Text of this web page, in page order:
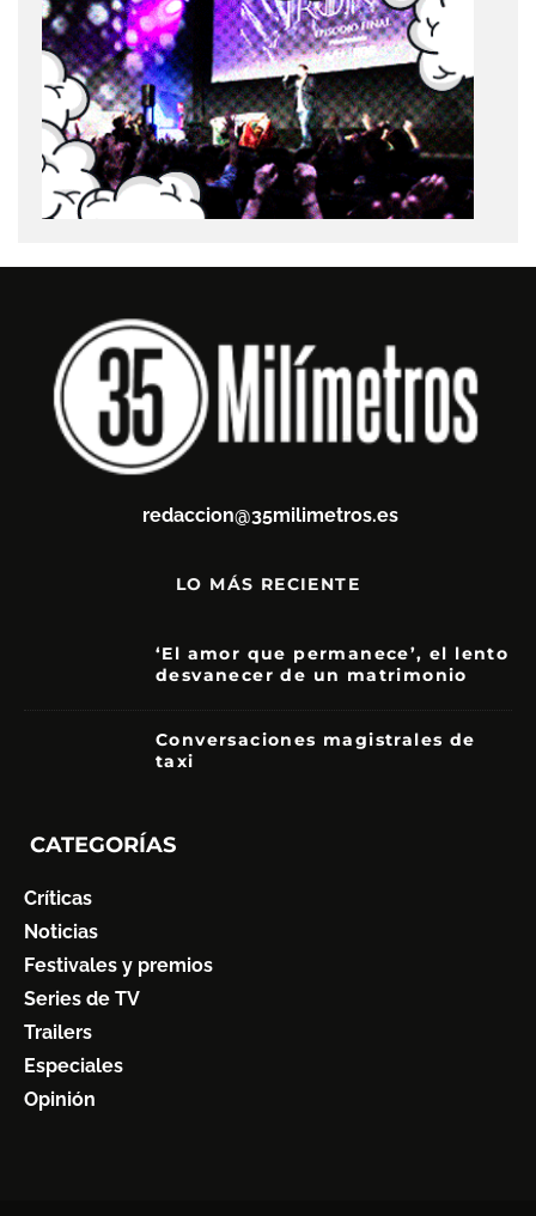
redaccion@35milimetros.es
LO MÁS RECIENTE
‘El amor que permanece’, el lento
desvanecer de un matrimonio
Conversaciones magistrales de
taxi
CATEGORÍAS
Críticas
Noticias
Festivales y premios
Series de TV
Trailers
Especiales
Opinión